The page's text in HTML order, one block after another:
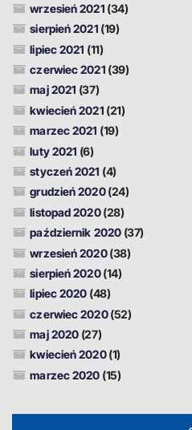
wrzesień 2021 (34)
sierpień 2021 (19)
lipiec 2021 (11)
czerwiec 2021 (39)
maj 2021 (37)
kwiecień 2021 (21)
marzec 2021 (19)
luty 2021 (6)
styczeń 2021 (4)
grudzień 2020(24)
listopad 2020(28)
październik 2020(37)
wrzesień 2020(38)
sierpień 2020(14)
lipiec 2020 (48)
czerwiec 2020(52)
maj 2020 (27)
kwiecień 2020(1)
marzec 2020 (15)